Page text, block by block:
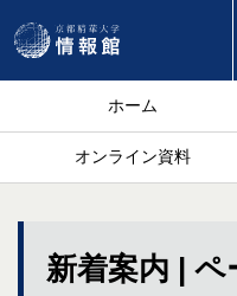
ホーム
オンライン資料
新着案内 | ペ